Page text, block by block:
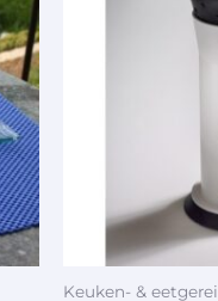
Keuken- & eetgerei